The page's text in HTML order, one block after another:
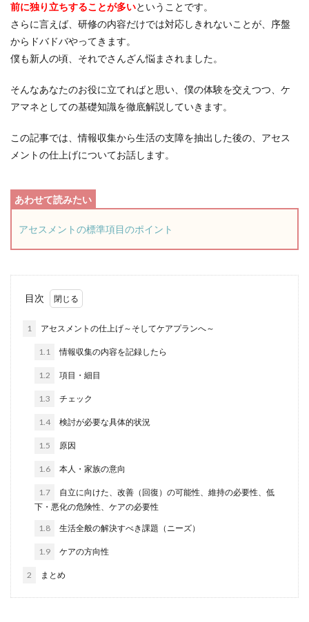
前に独り立ちすることが多いということです。
さらに言えば、研修の内容だけでは対応しきれないことが、序盤
からドバドバやってきます。
僕も新人の頃、それでさんざん悩まされました。
そんなあなたのお役に立てればと思い、僕の体験を交えつつ、ケ
アマネとしての基礎知識を徹底解説していきます。
この記事では、情報収集から生活の支障を抽出した後の、アセス
メントの仕上げについてお話します。
アセスメントの標準項目のポイント
目次
1 アセスメントの仕上げ～そしてケアプランへ～
1.1 情報収集の内容を記録したら
1.2 項目・細目
1.3 チェック
1.4 検討が必要な具体的状況
1.5 原因
1.6 本人・家族の意向
1.7
自立に向けた、改善（回復）の可能性、維持の必要性、低
下・悪化の危険性、ケアの必要性
1.8 生活全般の解決すべき課題（ニーズ）
1.9 ケアの方向性
2 まとめ